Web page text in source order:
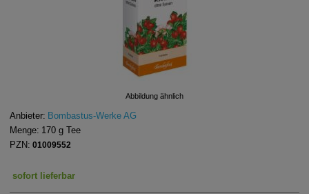
Abbildung ähnlich
Anbieter: Bombastus-Werke AG
Menge: 170g Tee
PZN: 01009552
sofort lieferbar